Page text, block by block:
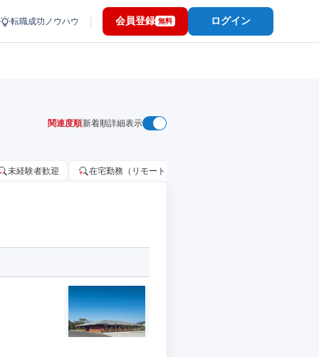
転職成功ノウハウ 会員登録 無料 ログイン
関連度順新着順詳細表示
未経験者歓迎 在宅勤務（リモートワーク）OK